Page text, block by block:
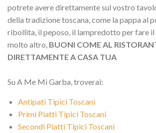
potrete avere direttamente sul vostro
della tradizione toscana, come la pappa al
ribollita, il peposo, il lampredotto per fare il
molto altro, BUONI COME AL
DIRETTAMENTE A CASA TUA
Su A Me Mi Garba, troverai:
Antipati Tipici Toscani
Primi Piatti Tipici Toscani
Secondi Piatti Tipici Toscani